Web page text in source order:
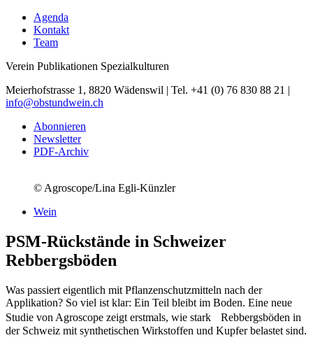
Agenda
Kontakt
Team
Verein Publikationen Spezialkulturen
Meierhofstrasse 1, 8820 Wädenswil | Tel. +41 (0) 76 830 88 21 |
info@obstundwein.ch
Abonnieren
Newsletter
PDF-Archiv
© Agroscope/Lina Egli-Künzler
Wein
PSM-Rückstände in Schweizer
Rebbergsböden
Was passiert eigentlich mit Pflanzenschutzmitteln nach der
Applikation? So viel ist klar: Ein Teil bleibt im Boden. Eine neue
Studie von Agroscope zeigt erstmals, wie stark Rebbergsböden in
der Schweiz mit synthetischen Wirkstoffen und Kupfer belastet sind.